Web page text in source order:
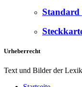
Urheberrecht
Text und Bilder der